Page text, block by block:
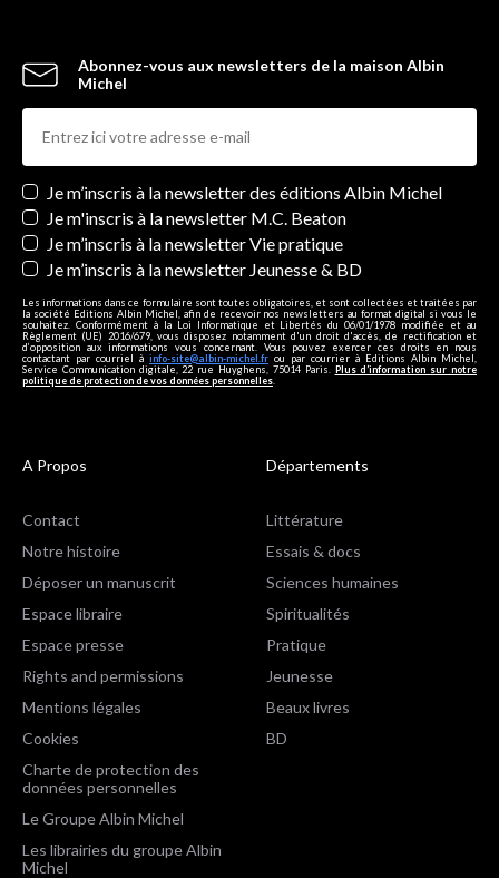
Abonnez-vous aux newsletters de la maison Albin
Michel
Newsletters
Je m’inscris à la newsletter des éditions Albin Michel
Je m'inscris à la newsletter M.C. Beaton
Je m’inscris à la newsletter Vie pratique
Je m’inscris à la newsletter Jeunesse & BD
Les informations dans ce formulaire sont toutes obligatoires, et sont collectées et traitées par
la société Editions Albin Michel, afin de recevoir nos newsletters au format digital si vous le
souhaitez. Conformément à la Loi Informatique et Libertés du 06/01/1978 modifiée et au
Règlement (UE) 2016/679, vous disposez notamment d'un droit d'accès, de rectification et
d’opposition aux informations vous concernant. Vous pouvez exercer ces droits en nous
contactant par courriel à info-site@albin-michel.fr ou par courrier à Editions Albin Michel,
Service Communication digitale, 22 rue Huyghens, 75014 Paris. Plus d’information sur notre
politique de protection de vos données personnelles
A Propos
Contact
Notre histoire
Déposer un manuscrit
Espace libraire
Espace presse
Rights and permissions
Mentions légales
Cookies
Charte de protection des
données personnelles
Le Groupe Albin Michel
Les librairies du groupe Albin
Michel
Départements
Littérature
Essais & docs
Sciences humaines
Spiritualités
Pratique
Jeunesse
Beaux livres
BD